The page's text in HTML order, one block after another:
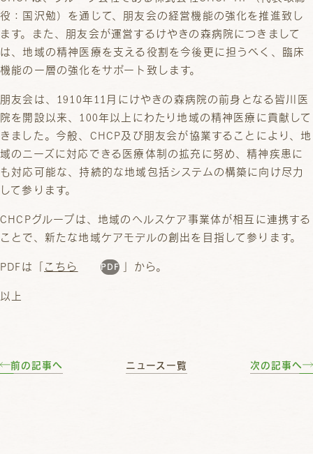
役：国沢勉）を通じて、朋友会の経営機能の強化を推進致し
ます。また、朋友会が運営するけやきの森病院につきまして
は、地域の精神医療を支える役割を今後更に担うべく、臨床
機能の一層の強化をサポート致します。
朋友会は、1910年11月にけやきの森病院の前身となる皆川医
院を開設以来、100年以上にわたり地域の精神医療に貢献して
きました。今般、CHCP及び朋友会が協業することにより、地
域のニーズに対応できる医療体制の拡充に努め、精神疾患に
も対応可能な、持続的な地域包括システムの構築に向け尽力
して参ります。
CHCPグループは、地域のヘルスケア事業体が相互に連携する
ことで、新たな地域ケアモデルの創出を目指して参ります。
PDFは「 こちら 」から。
以上
前の記事へ ニュース一覧 次の記事へ